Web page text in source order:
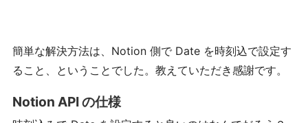
簡単な解決方法は、Notion 側で Date を時刻込で設定す
ること、ということでした。教えていただき感謝です。
Notion API の仕様